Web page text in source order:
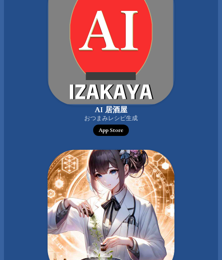
AI 居酒屋
おつまみレシピ生成
App Store